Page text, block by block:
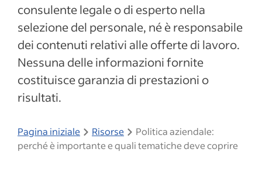
consulente legale o di esperto nella
selezione del personale, né è responsabile
dei contenuti relativi alle offerte di lavoro.
Nessuna delle informazioni fornite
costituisce garanzia di prestazioni o
risultati.
Pagina iniziale Risorse
Politica aziendale:
perché è importante e quali tematiche deve coprire